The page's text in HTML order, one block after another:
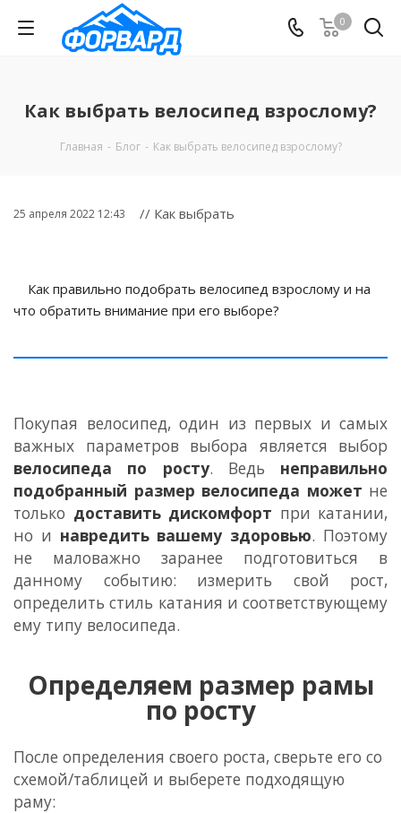
0
Как выбрать велосипед взрослому?
Главная - Блог - Как выбрать велосипед взрослому?
25 апреля 2022 12:43 // Как выбрать
Как правильно подобрать велосипед взрослому и на
что обратить внимание при его выборе?
Покупая велосипед, один из первых и самых
важных параметров выбора является выбор
велосипеда по росту. Ведь неправильно
подобранный размер велосипеда может не
только доставить дискомфорт при катании,
но и навредить вашему здоровью. Поэтому
не маловажно заранее подготовиться в
данному событию: измерить свой рост,
определить стиль катания и соответствующему
ему типу велосипеда.
Определяем размер рамы
по росту
После определения своего роста, сверьте его со
схемой/таблицей и выберете подходящую
раму: